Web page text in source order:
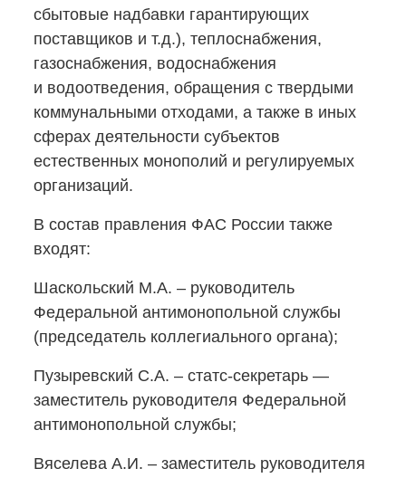
сбытовые надбавки гарантирующих
поставщиков и т.д.), теплоснабжения,
газоснабжения, водоснабжения
и водоотведения, обращения с твердыми
коммунальными отходами, а также в иных
сферах деятельности субъектов
естественных монополий и регулируемых
организаций.
В состав правления ФАС России также
входят:
Шаскольский М.А. – руководитель
Федеральной антимонопольной службы
(председатель коллегиального органа);
Пузыревский С.А. – статс-секретарь —
заместитель руководителя Федеральной
антимонопольной службы;
Вяселева А.И. – заместитель руководителя